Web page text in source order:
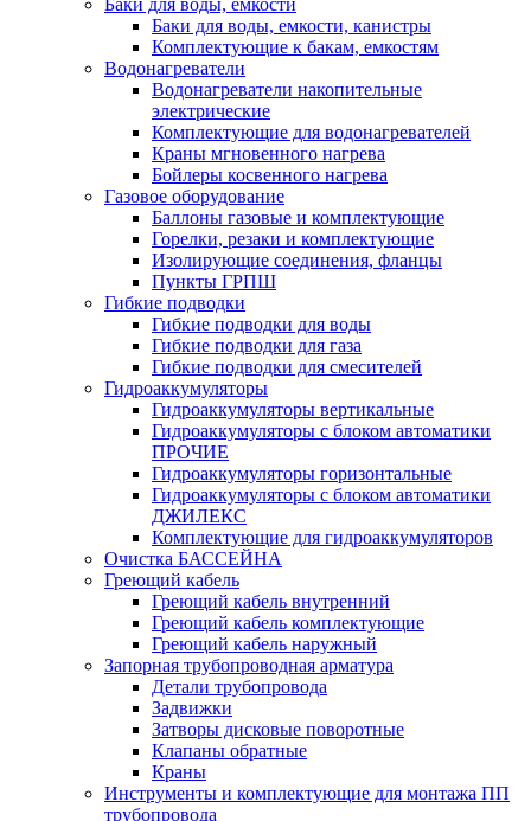
Баки для воды, емкости
Баки для воды, емкости, канистры
Комплектующие к бакам, емкостям
Водонагреватели
Водонагреватели накопительные
электрические
Комплектующие для водонагревателей
Краны мгновенного нагрева
Бойлеры косвенного нагрева
Газовое оборудование
Баллоны газовые и комплектующие
Горелки, резаки и комплектующие
Изолирующие соединения, фланцы
Пункты ГРПШ
Гибкие подводки
Гибкие подводки для воды
Гибкие подводки для газа
Гибкие подводки для смесителей
Гидроаккумуляторы
Гидроаккумуляторы вертикальные
Гидроаккумуляторы с блоком автоматики
ПРОЧИЕ
Гидроаккумуляторы горизонтальные
Гидроаккумуляторы с блоком автоматики
ДЖИЛЕКС
Комплектующие для гидроаккумуляторов
Очистка БАССЕЙНА
Греющий кабель
Греющий кабель внутренний
Греющий кабель комплектующие
Греющий кабель наружный
Запорная трубопроводная арматура
Детали трубопровода
Задвижки
Затворы дисковые поворотные
Клапаны обратные
Краны
Инструменты и комплектующие для монтажа ПП
трубопровода